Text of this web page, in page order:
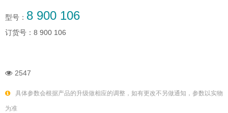
型号： 8 900 106
订货号： 8 900 106
2547
具体参数会根据产品的升级做相应的调整，如有更改不另做通知，参数以实物
为准